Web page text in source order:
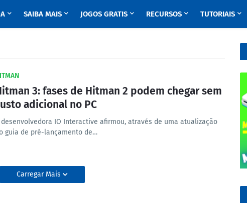
SAIBA MAIS JOGOS GRATIS RECURSOS TUTORIAIS
3: fases de Hitman 2 podem chegar sem
adicional no PC
desenvolvedora IO Interactive afirmou, através de uma atualização
guia de pré-lançamento de…
Carregar Mais